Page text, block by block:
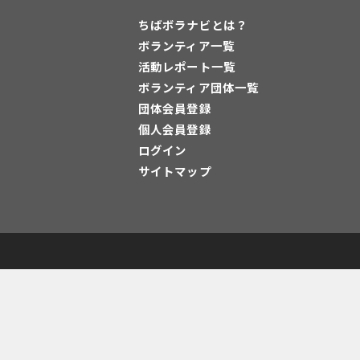
ちばボラナビとは？
ボランティア一覧
活動レポート一覧
ボランティア団体一覧
団体会員登録
個人会員登録
ログイン
サイトマップ